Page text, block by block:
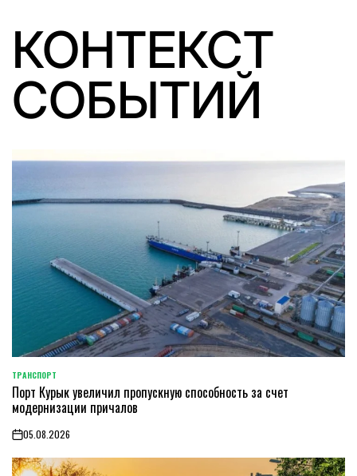
КОНТЕКСТ
СОБЫТИЙ
POSTED
IN
ТРАНСПОРТ
Порт Курык увеличил пропускную способность за счет
модернизации причалов
on05.08.2026